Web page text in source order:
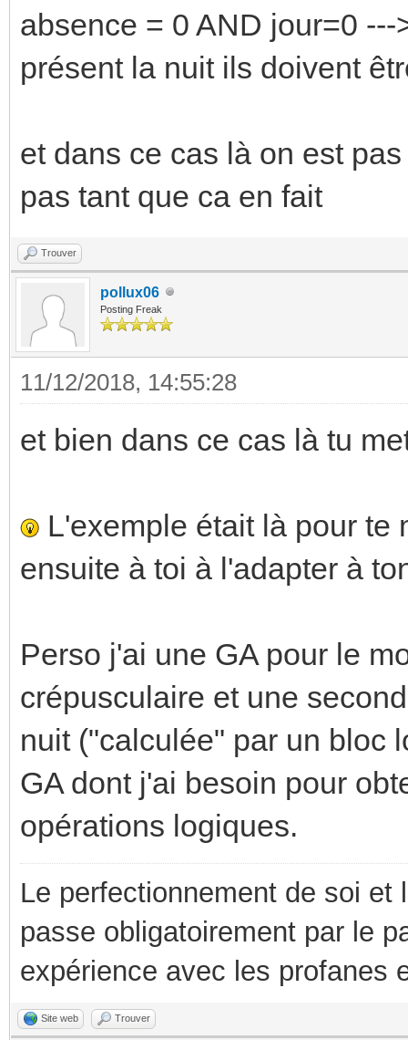
absence = 0 AND jour=0
présent la nuit ils doivent
et dans ce cas là on est
pas tant que ca en fait
Trouver
pollux06
Posting Freak
11/12/2018, 14:55:28
et bien dans ce cas là tu
L'exemple était là pour te
ensuite à toi à l'adapter à
Perso j'ai une GA pour le
crépusculaire et une
nuit ("calculée" par un bloc
GA dont j'ai besoin pour
opérations logiques.
Le perfectionnement de soi
passe obligatoirement par le
expérience avec les profanes
Site web Trouver